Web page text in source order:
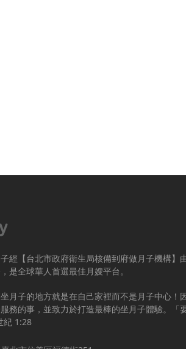
經【台北市政府衛生局核備到府做月子機構】
是全球華人首選最佳月嫂平台。
月子的地方就是在自己家裡而不是月子中心！
務的事，並致力於打造最棒的坐月子體驗。「
紀 1:28